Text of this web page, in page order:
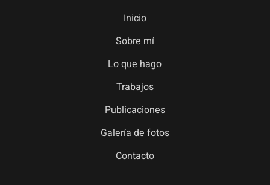
Inicio
Sobre mí
Lo que hago
Trabajos
Publicaciones
Galería de fotos
Contacto